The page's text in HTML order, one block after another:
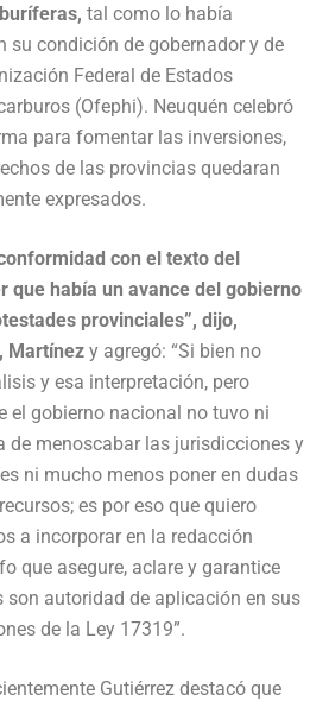
tal como lo había
su condición de gobernador y de
Federal de Estados
(Ofephi). Neuquén celebró
para fomentar las inversiones,
de las provincias quedaran
expresados.
con el texto del
que había un avance del gobierno
provinciales”, dijo,
Martínez y agregó: “Si bien no
y esa interpretación, pero
el gobierno nacional no tuvo ni
de menoscabar las jurisdicciones y
ni mucho menos poner en dudas
es por eso que quiero
a incorporar en la redacción
que asegure, aclare y garantice
autoridad de aplicación en sus
de la Ley 17319”.
Gutiérrez destacó que